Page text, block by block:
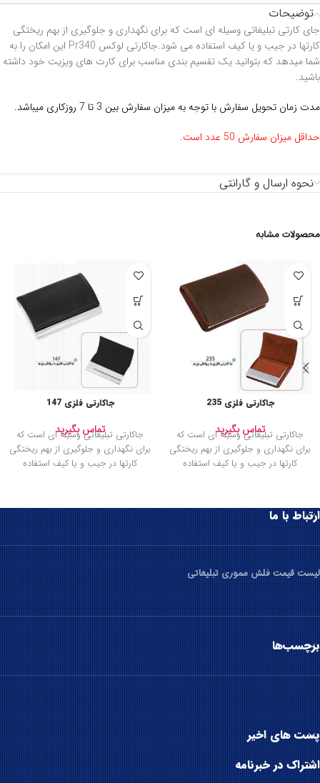
توضیحات
جای کارتی تبلیغاتی وسیله ای است که برای نگهداری و جلوگیری از بهم ریختگی
کارتها در جیب و یا کیف استفاده می شود.جاکارتی لوکس Pr340 این امکان را به
شما میدهد که بتوانید یک تقسیم بندی مناسب برای کارت های ویزیت خود داشته
باشید.
مدت زمان تحویل سفارش با توجه به میزان سفارش بین 3 تا 7 روزکاری میباشد.
حداقل میزان سفارش 50 عدد است.
نحوه ارسال و گارانتی
محصولات مشابه
جاکارتی فلزی 235
تماس بگیرید
جاکارتی تبلیغاتی وسیله ای است که
برای نگهداری و جلوگیری از بهم ریختگی
کارتها در جیب و یا کیف استفاده
جاکارتی فلزی 147
تماس بگیرید
جاکارتی تبلیغاتی وسیله ای است که
برای نگهداری و جلوگیری از بهم ریختگی
کارتها در جیب و یا کیف استفاده
ارتباط با ما
لیست قیمت فلش مموری تبلیغاتی
برچسب‌ها
پست های اخیر
اشتراک در خبرنامه